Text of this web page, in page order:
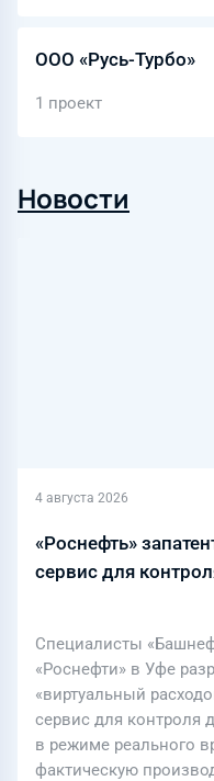
ООО «Русь-Турбо»
1 проект
Новости
4 августа 2026
«Роснефть»
сервис для
Специалисты
«Роснефти» в Уфе
«виртуальный
сервис для контроля
в режиме реального
фактическую